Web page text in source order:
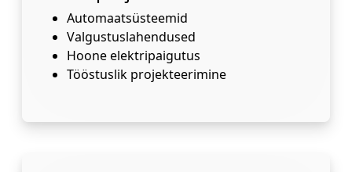
Automaatsüsteemid
Valgustuslahendused
Hoone elektripaigutus
Tööstuslik projekteerimine